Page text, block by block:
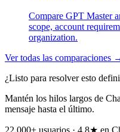
Compare GPT Master
scope, account
organization.
Ver todas las comparaciones
¿Listo para resolver esto
Mantén los hilos largos de
mensaje hasta el último.
22.000+ usuarios · 4,8★ en